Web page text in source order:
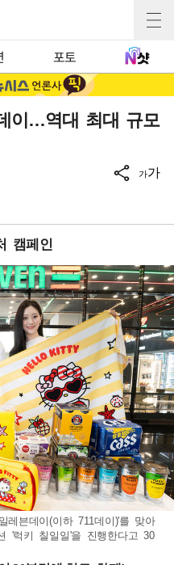
포토
이…역대 최대 규모
가가
캠페인
레븐데이(이하 711데이)'를 맞아
'럭키 칠일일'을 진행한다고 30